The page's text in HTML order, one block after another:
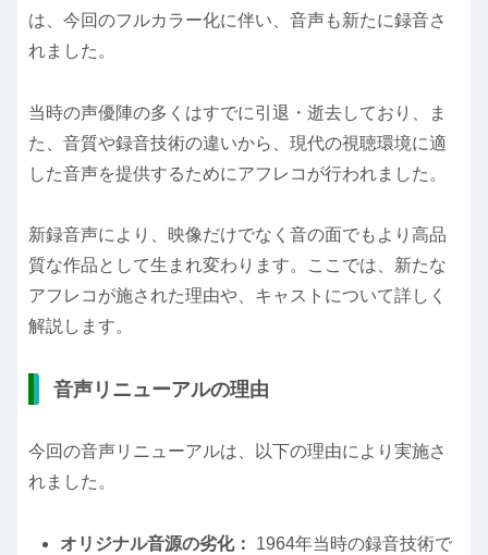
は、今回のフルカラー化に伴い、音声も新たに録音さ
れました。
当時の声優陣の多くはすでに引退・逝去しており、ま
た、音質や録音技術の違いから、現代の視聴環境に適
した音声を提供するためにアフレコが行われました。
新録音声により、映像だけでなく音の面でもより高品
質な作品として生まれ変わります。ここでは、新たな
アフレコが施された理由や、キャストについて詳しく
解説します。
音声リニューアルの理由
今回の音声リニューアルは、以下の理由により実施さ
れました。
オリジナル音源の劣化：
1964年当時の録音技術で